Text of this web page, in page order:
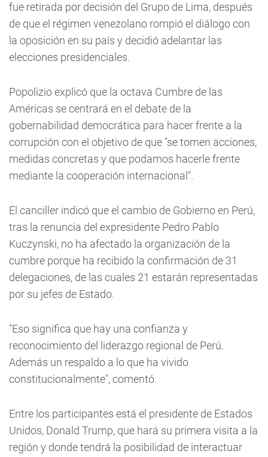
fue retirada por decisión del Grupo de Lima, después
de que el régimen venezolano rompió el diálogo con
la oposición en su país y decidió adelantar las
elecciones presidenciales.
Popolizio explicó que la octava Cumbre de las
Américas se centrará en el debate de la
gobernabilidad democrática para hacer frente a la
corrupción con el objetivo de que "se tomen acciones,
medidas concretas y que podamos hacerle frente
mediante la cooperación internacional".
El canciller indicó que el cambio de Gobierno en Perú,
tras la renuncia del expresidente Pedro Pablo
Kuczynski, no ha afectado la organización de la
cumbre porque ha recibido la confirmación de 31
delegaciones, de las cuales 21 estarán representadas
por su jefes de Estado.
"Eso significa que hay una confianza y
reconocimiento del liderazgo regional de Perú.
Además un respaldo a lo que ha vivido
constitucionalmente", comentó.
Entre los participantes está el presidente de Estados
Unidos, Donald Trump, que hará su primera visita a la
región y donde tendrá la posibilidad de interactuar